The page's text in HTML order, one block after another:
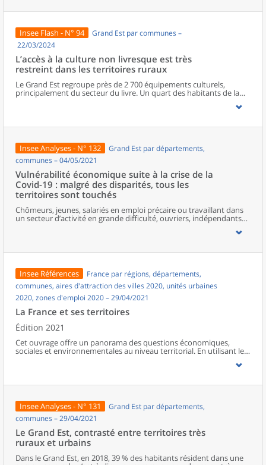
dans trois communes sur cinq. Le nombre d’habitants continue de
Mulhouse. Particulièrement près du Luxembourg, les zones
frontalières attirent de plus en plus d’habitants.
Insee Flash - N° 94
Grand Est par communes –
22/03/2024
L’accès à la culture non livresque est très
restreint dans les territoires ruraux
Le Grand Est regroupe près de 2 700 équipements culturels,
principalement du secteur du livre. Un quart des habitants de la
région vit dans une commune qui n’en comporte aucun. La
régionale. Si la plupart des habitants des territoires urbains
diversité diminue à mesure que l’on s’éloigne des pôles de la
région. Les habitants des espaces ruraux disposent rarement
d’équipements culturels non livresques à proximité.
Insee Analyses - N° 132
Grand Est par départements,
communes – 04/05/2021
Vulnérabilité économique suite à la crise de la
Covid-19 : malgré des disparités, tous les
territoires sont touchés
Chômeurs, jeunes, salariés en emploi précaire ou travaillant dans
un secteur d’activité en grande difficulté, ouvriers, indépendants…
à court ou moyen terme, certaines catégories de la population
regroupent davantage de personnes pauvres ou à faible revenu,
difficultés s’accentuer. Des activités telles que la restauration,
l’hébergement, le commerce ou encore la culture ont été
durement affectées, et leurs salariés, très présents dans les zones
urbaines et touristiques, pourraient voir leur revenu baisser ou
leur emploi supprimé.Les salariés de l’industrie automobile, de la
métallurgie ou des transports pourraient également connaître de
semblables difficultés. Les ouvriers, nombreux dans la région, ont
été particulièrement concernés par le chômage partiel et les
entreprises. Les non-salariés pourraient également être plus
vulnérables du fait des protections plus limitées qu’offre ce statut.
Insee Références
France par régions, départements,
communes, aires d'attraction des villes 2020, unités urbaines
2020, zones d'emploi 2020 – 29/04/2021
La France et ses territoires
Édition 2021
Cet ouvrage offre un panorama des questions économiques,
sociales et environnementales au niveau territorial. En utilisant les
disparités géographiques en France, sur les forces et faiblesses des
population.
Insee Analyses - N° 131
Grand Est par départements,
communes – 29/04/2021
Le Grand Est, contrasté entre territoires très
ruraux et urbains
Dans le Grand Est, en 2018, 39 % des habitants résident dans une